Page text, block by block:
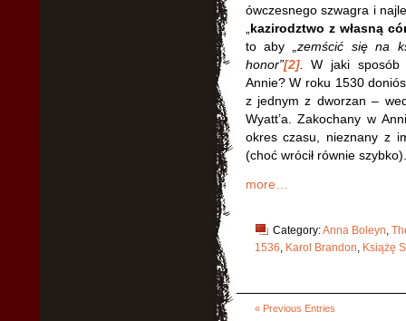
ówczesnego szwagra i
kazirodztwo z własną
to aby
„zemścić się na
honor”[2].W jaki sposób
Annie? W roku 1530
z jednym z dworzan –
Wyatt’a. Zakochany w
okres czasu, nieznany z
(choć wrócił równie szybko).
more…
Category:Anna Boleyn,
1536, Karol Brandon, Książę
« Previous Entries